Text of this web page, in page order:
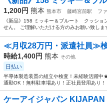
1,200円 熊本 熊本市 藤崎宮前駅
フ
《新品》158 ミッキー＆ブルート クッショ
せん。 ご理解いただける方のみお願い致し
≪月収28万円・派遣社員≫
時給1,400円 熊本 その他
日払い
半導体製造装置の組立や検査！未経験活躍
通勤OK！無料駐車場あり！正社員登用あり
ケーアイジャパン